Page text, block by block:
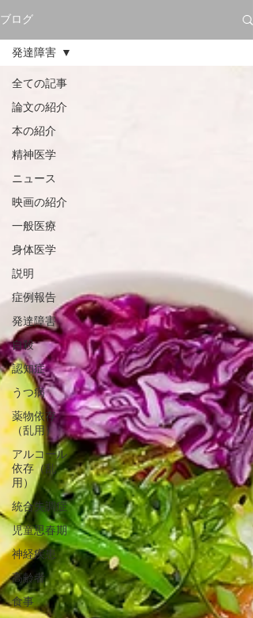
ブログ
全ての記事
論文の紹介
本の紹介
精神医学
ニュース
映画の紹介
一般医療
身体医学
説明
症例報告
発達障害
自殺
認知症
うつ病
薬物依存
（乱用）
アルコール
依存（乱
用）
統合失調症
児童思春期
神経疾患
高齢者
食事
発達障害